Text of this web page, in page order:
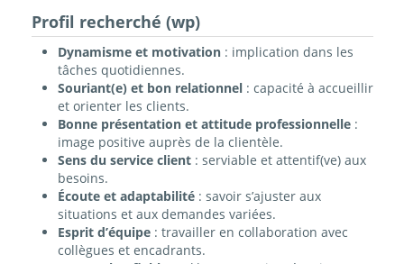
Profil recherché (wp)
Dynamisme et motivation: implication dans les
tâches quotidiennes.
Souriant(e) et bon relationnel: capacité à accueillir
et orienter les clients.
Bonne présentation et attitude professionnelle:
image positive auprès de la clientèle.
Sens du service client: serviable et attentif(ve) aux
besoins.
Écoute et adaptabilité: savoir s’ajuster aux
situations et aux demandes variées.
Esprit d’équipe: travailler en collaboration avec
collègues et encadrants.